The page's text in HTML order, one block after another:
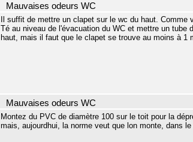
Mauvaises odeurs WC
Il suffit de mettre un clapet sur le wc du haut.
Té au niveau de l'évacuation du WC et mettre un
haut, mais il faut que le clapet se trouve au moins à 1
Mauvaises odeurs WC
Montez du PVC de diamètre 100 sur le toit pour la
mais, aujourdhui, la norme veut que lon monte, dans